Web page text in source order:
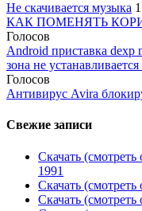
Не скачивается музыка
КАК ПОМЕНЯТЬ
Голосов
Android приставка dexp
зона не
Голосов
Антивирус Avira
Свежие записи
Скачать
1991
Скачать
Скачать